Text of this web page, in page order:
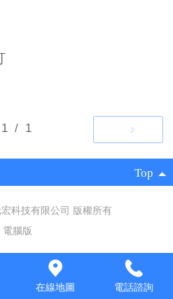
Top
科技有限公司 版權所有
電腦版
在線地圖 電話諮詢